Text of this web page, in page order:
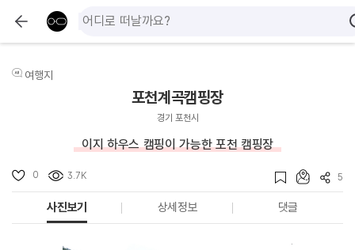
여행지
포천계곡캠핑장
경기 포천시
이지 하우스 캠핑이 가능한 포천 캠핑장
0 3.7K 5
사진보기 상세정보 댓글